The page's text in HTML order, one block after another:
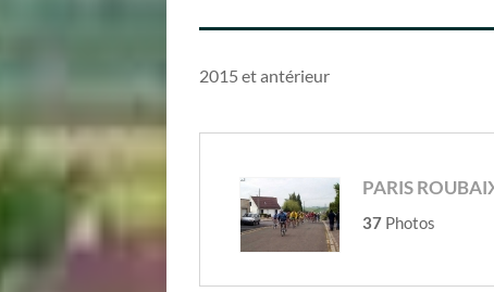
2015 et antérieur
PARIS
37 Photos